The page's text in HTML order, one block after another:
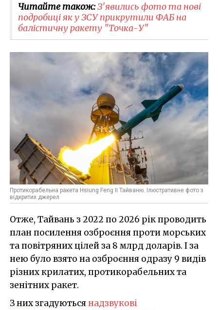
Читайте також:З'явились фото та нові
подробиці як у ЗСУ прикрутили ФАБ на
балістичну ракету "Точка-У"
Протикорабельна ракета Hsiung Feng II Тайваню. Ілюстративне фото з
відкритих джерел
Отже, Тайвань з 2022 по 2026 рік проводить
план посилення озброєння проти морських
та повітряних цілей за 8 млрд доларів. І за
нею було взято на озброєння одразу 9 видів
різних крилатих, протикорабельних та
зенітних ракет.
З них згадуютьсянадзвукові